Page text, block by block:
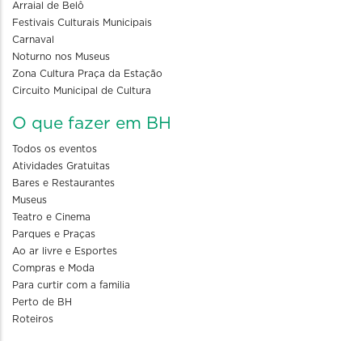
Arraial de Belô
Festivais Culturais Municipais
Carnaval
Noturno nos Museus
Zona Cultura Praça da Estação
Circuito Municipal de Cultura
O que fazer em BH
Todos os eventos
Atividades Gratuitas
Bares e Restaurantes
Museus
Teatro e Cinema
Parques e Praças
Ao ar livre e Esportes
Compras e Moda
Para curtir com a familia
Perto de BH
Roteiros